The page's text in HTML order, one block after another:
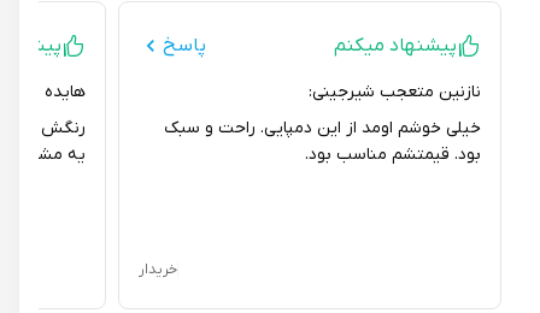
پیشنهاد میکنم پاسخ
نازنین متعجب شیرجینی:
خیلی خوشم اومد از این دمپایی. راحت و سبک
بود. قیمتشم مناسب بود.
خریدار
پیشنهاد
هایده
رنگش با عکس
یه مشکی